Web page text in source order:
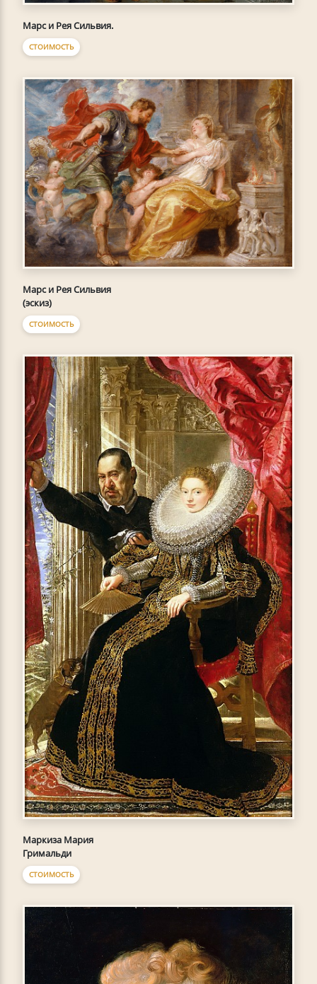
Марс и Рея Сильвия.
СТОИМОСТЬ
Марс и Рея Сильвия
(эскиз)
СТОИМОСТЬ
Маркиза Мария
Гримальди
СТОИМОСТЬ